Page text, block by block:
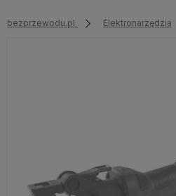
bezprzewodu.pl Elektronarzędzia